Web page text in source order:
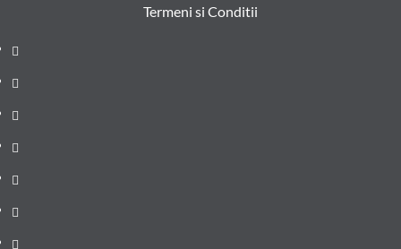
Termeni si Conditii
Prima
pagină
Știri
de
ultima
Administrație
locală
Actualitate
Justiție
Cultura
Sănătate